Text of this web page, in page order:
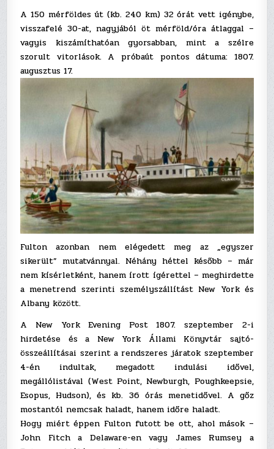
A 150 mérföldes út (kb. 240 km) 32 órát vett igénybe,
visszafelé 30-at, nagyjából öt mérföld/óra átlaggal –
vagyis kiszámíthatóan gyorsabban, mint a szélre
szorult vitorlások. A próbaút pontos dátuma: 1807.
augusztus 17.
Fulton azonban nem elégedett meg az „egyszer
sikerült” mutatvánnyal. Néhány héttel később – már
nem kísérletként, hanem írott ígérettel – meghirdette
a menetrend szerinti személyszállítást New York és
Albany között.
A New York Evening Post 1807. szeptember 2-i
hirdetése és a New York Állami Könyvtár sajtó-
összeállításai szerint a rendszeres járatok szeptember
4-én indultak, megadott indulási idővel,
megállólistával (West Point, Newburgh, Poughkeepsie,
Esopus, Hudson), és kb. 36 órás menetidővel. A gőz
mostantól nemcsak haladt, hanem időre haladt.
Hogy miért éppen Fulton futott be ott, ahol mások –
John Fitch a Delaware-en vagy James Rumsey a